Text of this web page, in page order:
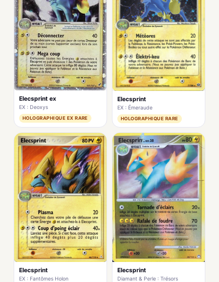
Elecsprint ex
EX : Deoxys
HOLOGRAPHIQUE EX RARE
Elecsprint
EX : Émeraude
HOLOGRAPHIQUE RARE
Elecsprint
EX : Fantômes Holon
Elecsprint
Diamant & Perle : Trésors